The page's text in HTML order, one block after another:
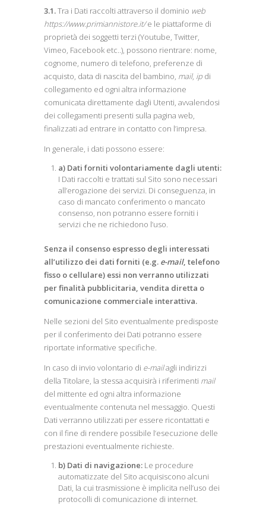
3.1.Tra i Dati raccolti attraverso il dominio web
https://www.primiannistore.it/e le piattaforme di
proprietà dei soggetti terzi (Youtube, Twitter,
Vimeo, Facebook etc..), possono rientrare: nome,
cognome, numero di telefono, preferenze di
acquisto, data di nascita del bambino, mail, ip di
collegamento ed ogni altra informazione
comunicata direttamente dagli Utenti, avvalendosi
dei collegamenti presenti sulla pagina web,
finalizzati ad entrare in contatto con l’impresa.
In generale, i dati possono essere:
a) Dati forniti volontariamente dagli utenti:
I Dati raccolti e trattati sul Sito sono necessari
all’erogazione dei servizi. Di conseguenza, in
caso di mancato conferimento o mancato
consenso, non potranno essere forniti i
servizi che ne richiedono l’uso.
Senza il consenso espresso degli interessati
all’utilizzo dei dati forniti (e.g. e-mail, telefono
fisso o cellulare) essi non verranno utilizzati
per finalità pubblicitaria, vendita diretta o
comunicazione commerciale interattiva.
Nelle sezioni del Sito eventualmente predisposte
per il conferimento dei Dati potranno essere
riportate informative specifiche.
In caso di invio volontario di e-mailagli indirizzi
della Titolare, la stessa acquisirà i riferimenti mail
del mittente ed ogni altra informazione
eventualmente contenuta nel messaggio. Questi
Dati verranno utilizzati per essere ricontattati e
con il fine di rendere possibile l’esecuzione delle
prestazioni eventualmente richieste.
b) Dati di navigazione: Le procedure
automatizzate del Sito acquisiscono alcuni
Dati, la cui trasmissione è implicita nell’uso dei
protocolli di comunicazione di internet.